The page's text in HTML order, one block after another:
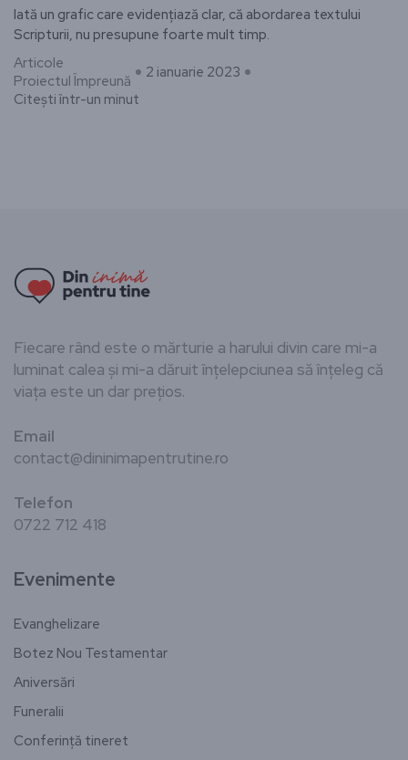
Iată un grafic care evidențiază clar, că abordarea textului
Scripturii, nu presupune foarte mult timp.
Articole
Proiectul Împreună
2 ianuarie 2023
Citești într-un minut
Fiecare rând este o mărturie a harului divin care mi-a
luminat calea și mi-a dăruit înțelepciunea să înțeleg că
viața este un dar prețios.
Email
contact@dininimapentrutine.ro
Telefon
0722 712 418
Evenimente
Evanghelizare
Botez Nou Testamentar
Aniversări
Funeralii
Conferință tineret